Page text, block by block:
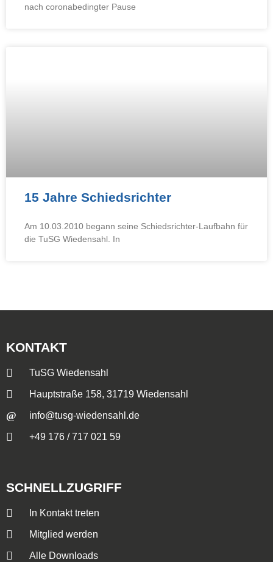
nach coronabedingter Pause
15 Jahre Schiedsrichter
Am 10.03.2010 begann seine Schiedsrichter-Laufbahn für
die TuSG Wiedensahl. In
KONTAKT
TuSG Wiedensahl
Hauptstraße 158, 31719 Wiedensahl
info@tusg-wiedensahl.de
+49 176 / 717 021 59
SCHNELLZUGRIFF
In Kontakt treten
Mitglied werden
Alle Downloads